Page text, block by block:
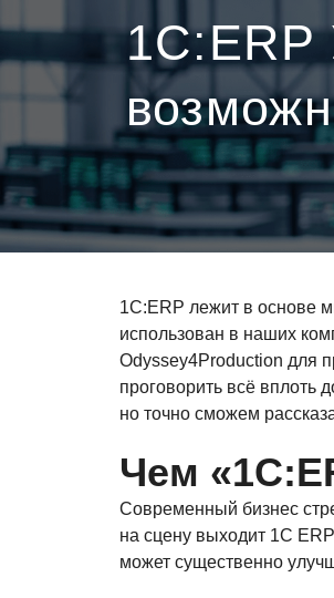
1С:ERP
1С:ERP лежит в основе
использован в наших
Odyssey4Production для
проговорить всё вплоть
но точно сможем
Чем
Современный бизнес
на сцену выходит 1С
может существенно